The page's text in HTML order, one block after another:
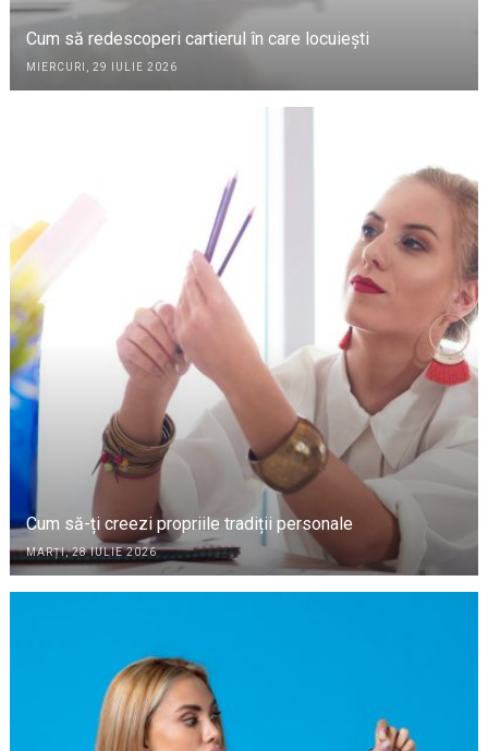
Cum să redescoperi cartierul în care locuiești
MIERCURI, 29 IULIE 2026
Cum să-ți creezi propriile tradiții personale
MARȚI, 28 IULIE 2026